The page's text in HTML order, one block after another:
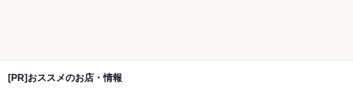
[PR]おススメのお店・情報